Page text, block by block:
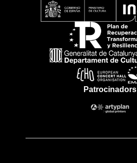
Patrocinadors